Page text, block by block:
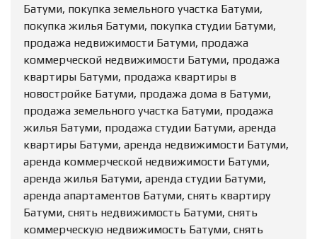
Батуми, покупка земельного участка Батуми,
покупка жилья Батуми, покупка студии Батуми,
продажа недвижимости Батуми, продажа
коммерческой недвижимости Батуми, продажа
квартиры Батуми, продажа квартиры в
новостройке Батуми, продажа дома в Батуми,
продажа земельного участка Батуми, продажа
жилья Батуми, продажа студии Батуми, аренда
квартиры Батуми, аренда недвижимости Батуми,
аренда коммерческой недвижимости Батуми,
аренда жилья Батуми, аренда студии Батуми,
аренда апартаментов Батуми, снять квартиру
Батуми, снять недвижимость Батуми, снять
коммерческую недвижимость Батуми, снять